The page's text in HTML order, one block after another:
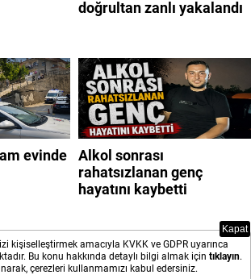
doğrultan zanlı yakalandı
evinde
Alkol sonrası
rahatsızlanan genç
hayatını kaybetti
kişiselleştirmek amacıyla KVKK ve GDPR uyarınca
Bu konu hakkında detaylı bilgi almak için tıklayın.
çerezleri kullanmamızı kabul edersiniz.
Kapat